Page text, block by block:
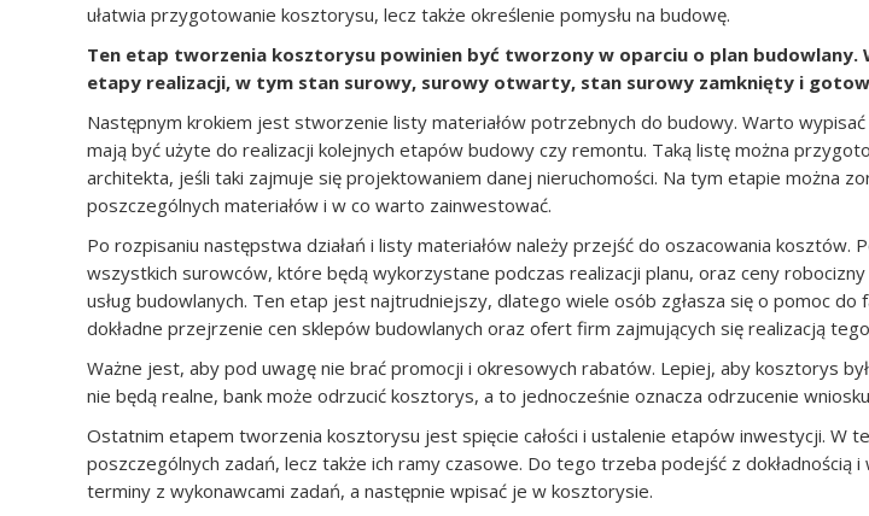
ułatwia przygotowanie kosztorysu, lecz także określenie pomysłu na budowę.
Ten etap tworzenia kosztorysu powinien być tworzony w oparciu o plan budowlany.
etapy realizacji, w tym stan surowy, surowy otwarty, stan surowy zamknięty i
Następnym krokiem jest stworzenie listy materiałów potrzebnych do budowy. Warto
mają być użyte do realizacji kolejnych etapów budowy czy remontu. Taką listę można
architekta, jeśli taki zajmuje się projektowaniem danej nieruchomości. Na tym etapie można
poszczególnych materiałów i w co warto zainwestować.
Po rozpisaniu następstwa działań i listy materiałów należy przejść do oszacowania kosztów.
wszystkich surowców, które będą wykorzystane podczas realizacji planu, oraz ceny
usług budowlanych. Ten etap jest najtrudniejszy, dlatego wiele osób zgłasza się o pomoc do
dokładne przejrzenie cen sklepów budowlanych oraz ofert firm zajmujących się realizacją
Ważne jest, aby pod uwagę nie brać promocji i okresowych rabatów. Lepiej, aby kosztorys był
nie będą realne, bank może odrzucić kosztorys, a to jednocześnie oznacza odrzucenie
Ostatnim etapem tworzenia kosztorysu jest spięcie całości i ustalenie etapów inwestycji. W
poszczególnych zadań, lecz także ich ramy czasowe. Do tego trzeba podejść z dokładnością i
terminy z wykonawcami zadań, a następnie wpisać je w kosztorysie.